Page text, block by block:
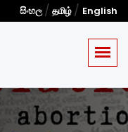
සිංහල/ தமிழ் / English